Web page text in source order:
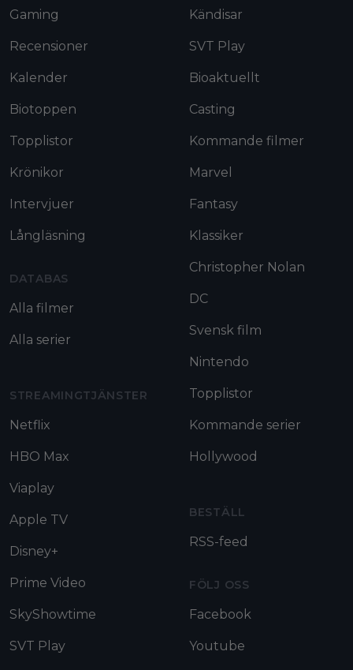
Gaming
Recensioner
Kalender
Biotoppen
Topplistor
Krönikor
Intervjuer
Långläsning
DATABAS
Alla filmer
Alla serier
STREAMINGTJÄNSTER
Netflix
HBO Max
Viaplay
Apple TV
Disney+
Prime Video
SkyShowtime
SVT Play
Kändisar
SVT Play
Bioaktuellt
Casting
Kommande filmer
Marvel
Fantasy
Klassiker
Christopher Nolan
DC
Svensk film
Nintendo
Topplistor
Kommande serier
Hollywood
BESTÄLL
RSS-feed
FÖLJ OSS
Facebook
Youtube